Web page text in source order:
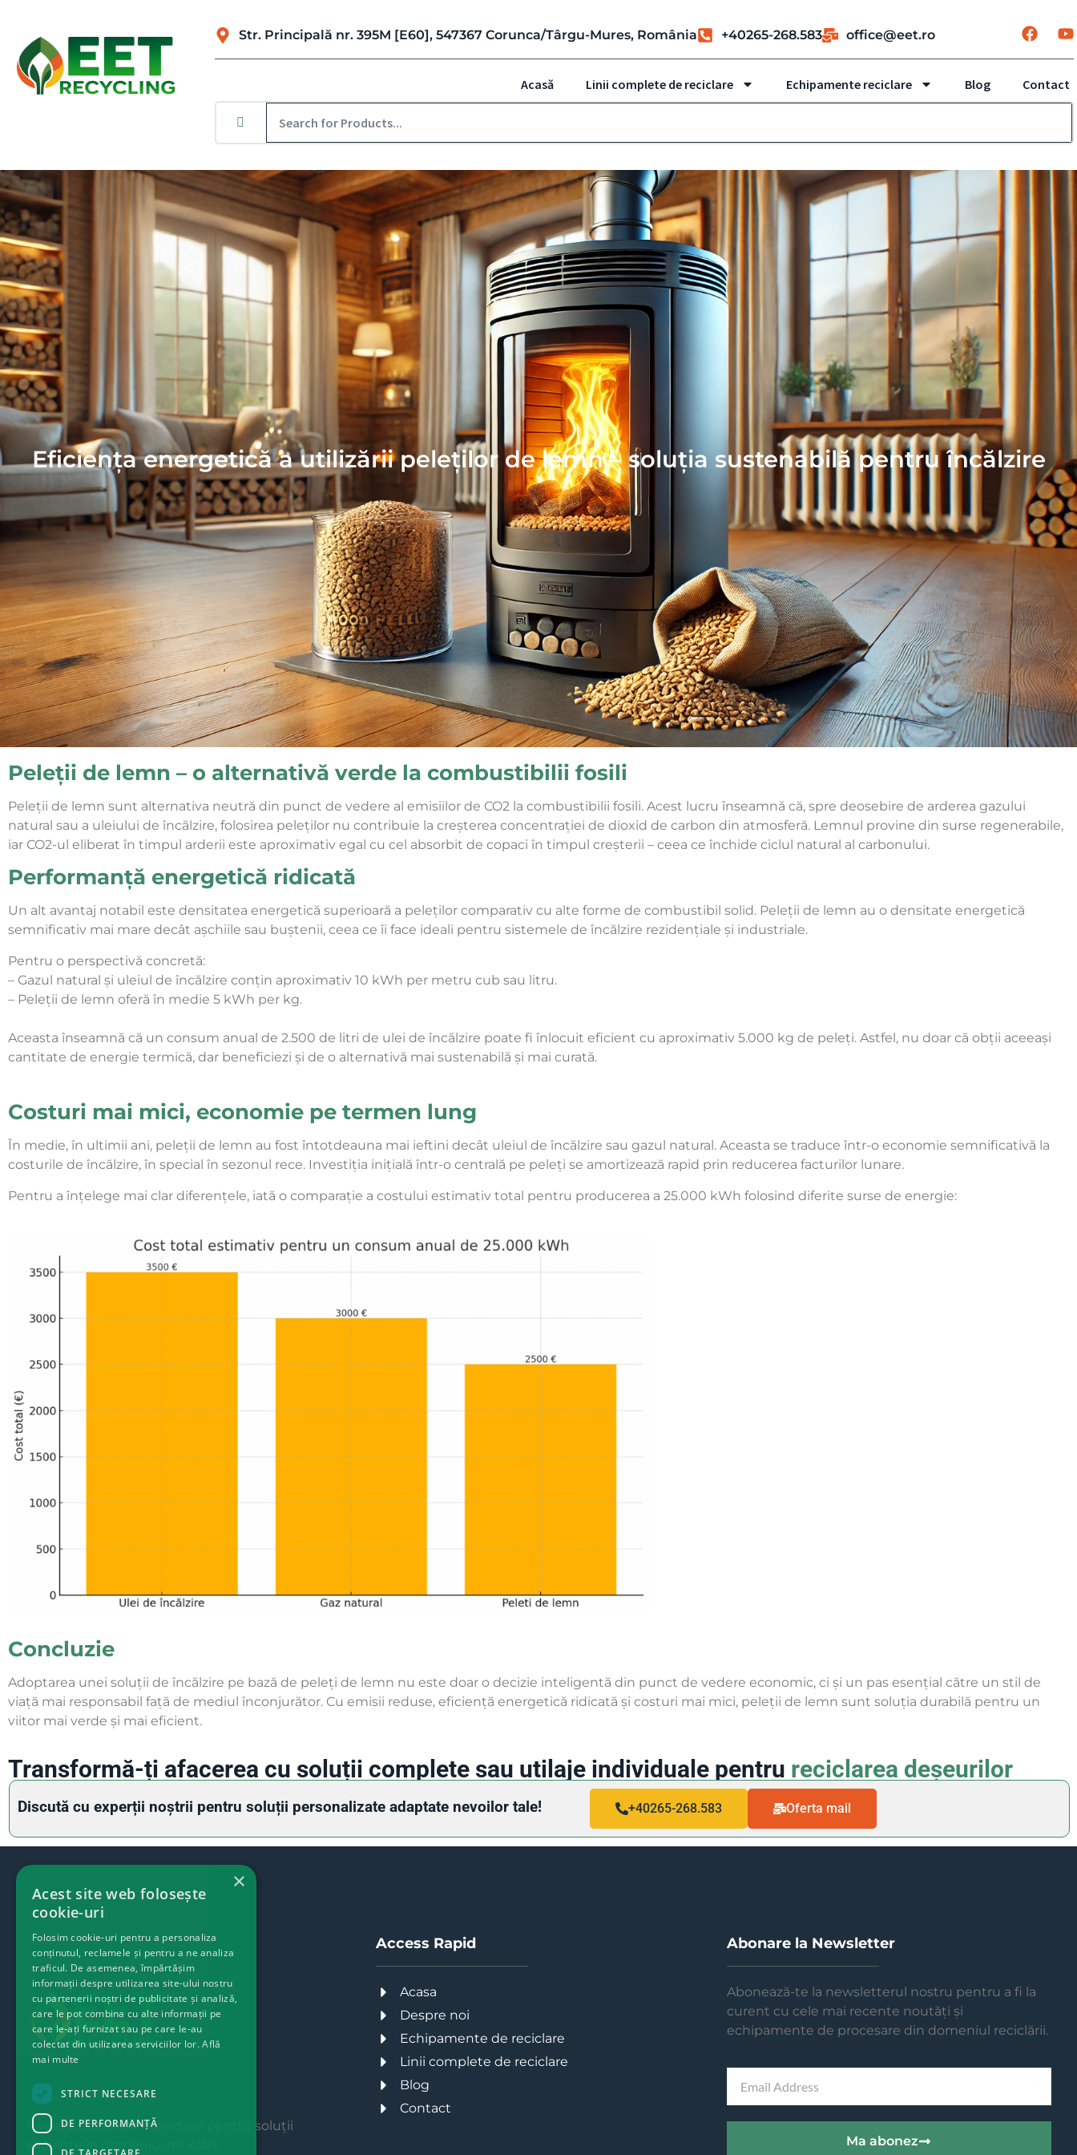
Str. Principală nr. 395M [E60], 547367 Corunca/Târgu-Mures, România +40265-268.583 office@eet.ro
Acasă Linii complete de reciclare Echipamente reciclare Blog Contact
Eficiența energetică a utilizării peleților de lemn – soluția sustenabilă pentru încălzire
Peleții de lemn – o alternativă verde la combustibilii fosili
Peleții de lemn sunt alternativa neutră din punct de vedere al emisiilor de CO2 la combustibilii fosili. Acest lucru înseamnă că, spre deosebire de arderea gazului
natural sau a uleiului de încălzire, folosirea peleților nu contribuie la creșterea concentrației de dioxid de carbon din atmosferă. Lemnul provine din surse regenerabile,
iar CO2-ul eliberat în timpul arderii este aproximativ egal cu cel absorbit de copaci în timpul creșterii – ceea ce închide ciclul natural al carbonului.
Performanță energetică ridicată
Un alt avantaj notabil este densitatea energetică superioară a peleților comparativ cu alte forme de combustibil solid. Peleții de lemn au o densitate energetică
semnificativ mai mare decât așchiile sau buștenii, ceea ce îi face ideali pentru sistemele de încălzire rezidențiale și industriale.
Pentru o perspectivă concretă:
– Gazul natural și uleiul de încălzire conțin aproximativ 10 kWh per metru cub sau litru.
– Peleții de lemn oferă în medie 5 kWh per kg.
Aceasta înseamnă că un consum anual de 2.500 de litri de ulei de încălzire poate fi înlocuit eficient cu aproximativ 5.000 kg de peleți. Astfel, nu doar că obții aceeași
cantitate de energie termică, dar beneficiezi și de o alternativă mai sustenabilă și mai curată.
Costuri mai mici, economie pe termen lung
În medie, în ultimii ani, peleții de lemn au fost întotdeauna mai ieftini decât uleiul de încălzire sau gazul natural. Aceasta se traduce într-o economie semnificativă la
costurile de încălzire, în special în sezonul rece. Investiția inițială într-o centrală pe peleți se amortizează rapid prin reducerea facturilor lunare.
Pentru a înțelege mai clar diferențele, iată o comparație a costului estimativ total pentru producerea a 25.000 kWh folosind diferite surse de energie:
Concluzie
Adoptarea unei soluții de încălzire pe bază de peleți de lemn nu este doar o decizie inteligentă din punct de vedere economic, ci și un pas esențial către un stil de
viață mai responsabil față de mediul înconjurător. Cu emisii reduse, eficiență energetică ridicată și costuri mai mici, peleții de lemn sunt soluția durabilă pentru un
viitor mai verde și mai eficient.
Transformă-ți afacerea cu soluții complete sau utilaje individuale pentru reciclarea deșeurilor
Discută cu experții noștrii pentru soluții personalizate adaptate nevoilor tale! +40265-268.583 Oferta mail
Partenerul tău de încredere pentru soluții
eficiente în domeniul reciclării.
Access Rapid
Acasa
Despre noi
Echipamente de reciclare
Linii complete de reciclare
Blog
Contact
Abonare la Newsletter
Abonează-te la newsletterul nostru pentru a fi la
curent cu cele mai recente noutăți și
echipamente de procesare din domeniul reciclării.
Ma abonez
×
Acest site web folosește
cookie-uri
Folosim cookie-uri pentru a personaliza
conținutul, reclamele și pentru a ne analiza
traficul. De asemenea, împărtășim
informații despre utilizarea site-ului nostru
cu partenerii noștri de publicitate și analiză,
care le pot combina cu alte informații pe
care le-ați furnizat sau pe care le-au
colectat din utilizarea serviciilor lor.Află
mai multe
STRICT NECESARE
DE PERFORMANȚĂ